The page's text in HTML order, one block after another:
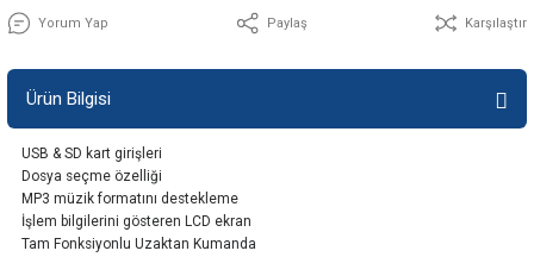
Yorum Yap Paylaş Karşılaştır
Ürün Bilgisi
USB & SD kart girişleri
Dosya seçme özelliği
MP3 müzik formatını destekleme
İşlem bilgilerini gösteren LCD ekran
Tam Fonksiyonlu Uzaktan Kumanda